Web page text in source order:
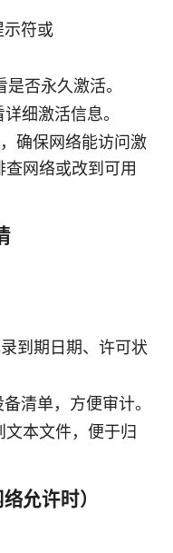
示符或
否永久激活。
细激活信息。
确保网络能访问激
网络或改到可用
到期日期、许可状
清单，方便审计。
本文件，便于归
允许时）